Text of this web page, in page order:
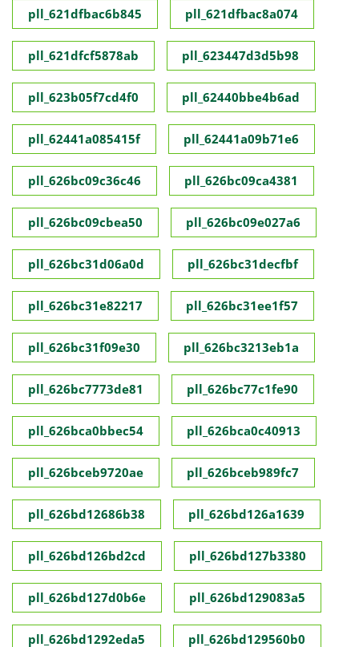
pll_621dfbac6b845 pll_621dfbac8a074
pll_621dfcf5878ab pll_623447d3d5b98
pll_623b05f7cd4f0 pll_62440bbe4b6ad
pll_62441a085415f pll_62441a09b71e6
pll_626bc09c36c46 pll_626bc09ca4381
pll_626bc09cbea50 pll_626bc09e027a6
pll_626bc31d06a0d pll_626bc31decfbf
pll_626bc31e82217 pll_626bc31ee1f57
pll_626bc31f09e30 pll_626bc3213eb1a
pll_626bc7773de81 pll_626bc77c1fe90
pll_626bca0bbec54 pll_626bca0c40913
pll_626bceb9720ae pll_626bceb989fc7
pll_626bd12686b38 pll_626bd126a1639
pll_626bd126bd2cd pll_626bd127b3380
pll_626bd127d0b6e pll_626bd129083a5
pll_626bd1292eda5 pll_626bd129560b0